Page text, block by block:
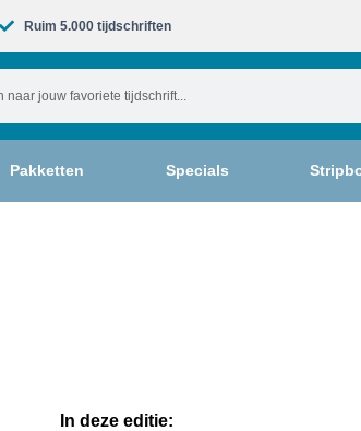
Ruim 5.000 tijdschriften​
Pakketten Specials
In deze editie: